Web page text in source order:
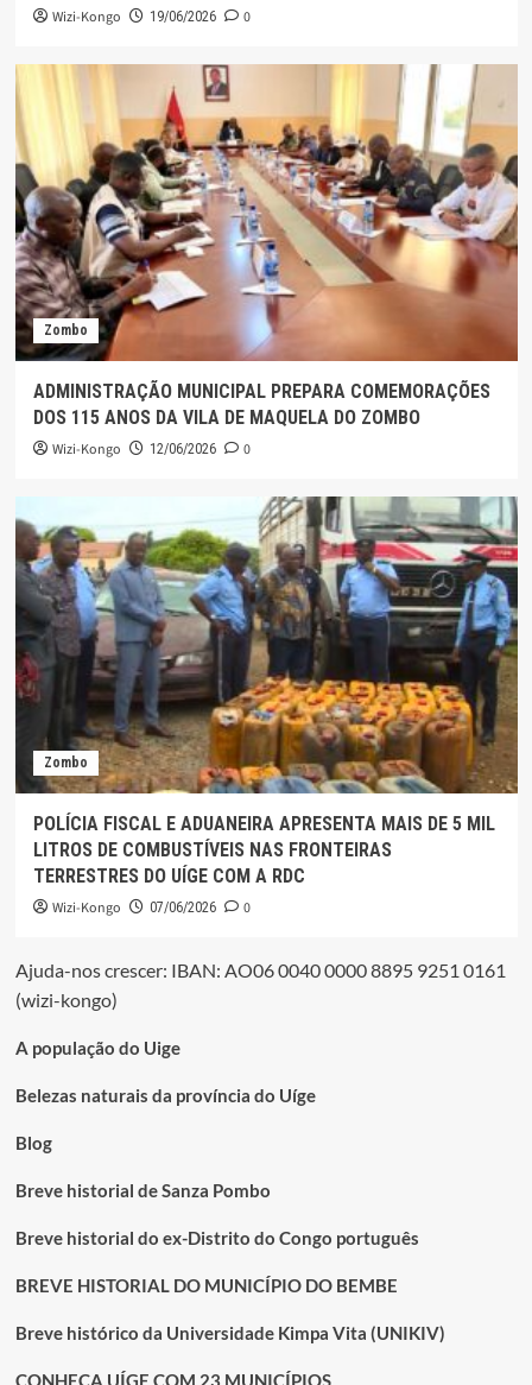
Wizi-Kongo 19/06/2026 0
Zombo
ADMINISTRAÇÃO MUNICIPAL PREPARA COMEMORAÇÕES
DOS 115 ANOS DA VILA DE MAQUELA DO ZOMBO
Wizi-Kongo 12/06/2026 0
Zombo
POLÍCIA FISCAL E ADUANEIRA APRESENTA MAIS DE 5 MIL
LITROS DE COMBUSTÍVEIS NAS FRONTEIRAS
TERRESTRES DO UÍGE COM A RDC
Wizi-Kongo 07/06/2026 0
Ajuda-nos crescer: IBAN: AO06 0040 0000 8895 9251 0161
(wizi-kongo)
A população do Uige
Belezas naturais da província do Uíge
Blog
Breve historial de Sanza Pombo
Breve historial do ex-Distrito do Congo português
BREVE HISTORIAL DO MUNICÍPIO DO BEMBE
Breve histórico da Universidade Kimpa Vita (UNIKIV)
CONHEÇA UÍGE COM 23 MUNICÍPIOS